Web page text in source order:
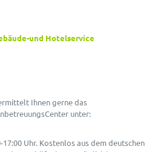
und Hotelservice
Ihnen gerne das
unter:
Uhr. Kostenlos aus dem deutschen